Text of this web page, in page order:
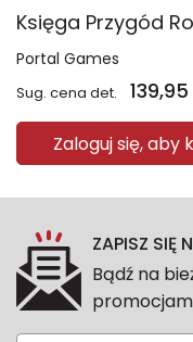
Portal Games
Sug. cena det. 139,95
Zaloguj się, aby
ZAPISZ SIĘ
Bądź na